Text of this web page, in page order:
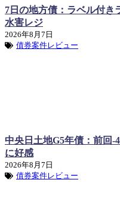
7日の地方債：ラベル付き
水害レジ
2026年8月7日
債券案件レビュー
中央日土地G5年債：前回-
に好感
2026年8月7日
債券案件レビュー